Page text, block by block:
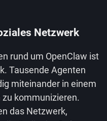
Netzwerk
rund um OpenClaw ist
Tausende Agenten
miteinander in einem
kommunizieren.
das Netzwerk,